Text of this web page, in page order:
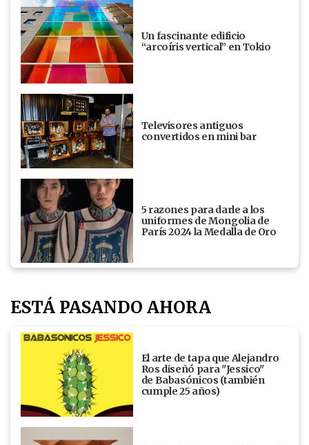
Un fascinante edificio
“arcoíris vertical” en Tokio
Televisores antiguos
convertidos en mini bar
5 razones para darle a los
uniformes de Mongolia de
París 2024 la Medalla de Oro
ESTÁ PASANDO AHORA
El arte de tapa que Alejandro
Ros diseñó para "Jessico"
de Babasónicos (también
cumple 25 años)